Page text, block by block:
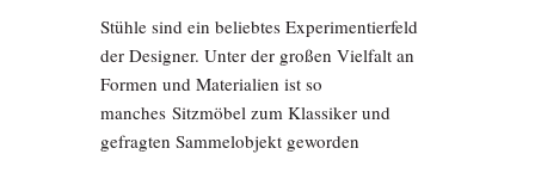
Stühle sind ein beliebtes Experimentierfeld
der Designer. Unter der großen Vielfalt an
Formen und Materialien ist so
manches Sitzmöbel zum Klassiker und
gefragten Sammelobjekt geworden